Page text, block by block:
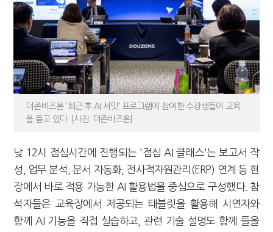
더존비즈온 '퇴근 후 AI 서밋' 프로그램에 참여한 수강생들이 교육
을 듣고 있다. [사진: 더존비즈온]
낮 12시 점심시간에 진행되는 '점심 AI 클래스'는 보고서 작
성, 업무 분석, 문서 자동화, 전사적자원관리(ERP) 연계 등 현
장에서 바로 적용 가능한 AI 활용법을 중심으로 구성했다. 참
석자들은 교육장에서 제공되는 태블릿을 활용해 시연자와
함께 AI 기능을 직접 실습하고, 관련 기술 설명도 함께 들을